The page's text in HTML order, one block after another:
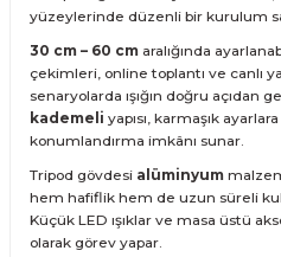
yüzeylerinde düzenli bir kurulum
30 cm – 60 cm aralığında
çekimleri, online toplantı ve canlı
senaryolarda ışığın doğru açıdan
kademeli yapısı, karmaşık
konumlandırma imkânı sunar.
Tripod gövdesi alüminyum
hem hafiflik hem de uzun süreli
Küçük LED ışıklar ve masa üstü
olarak görev yapar.